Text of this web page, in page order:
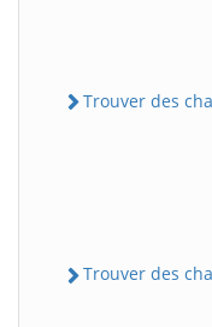
Trouver des
Trouver des